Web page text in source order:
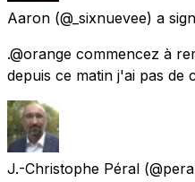
Aaron (@_sixnuevee) a
.@orange commencez à
depuis ce matin j'ai pas de
J.-Christophe Péral